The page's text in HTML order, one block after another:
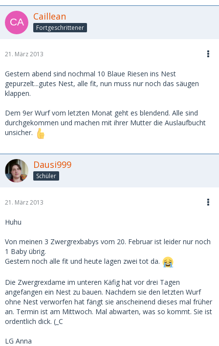
Caillean
Fortgeschrittener
21. März 2013
Gestern abend sind nochmal 10 Blaue Riesen ins Nest
gepurzelt...gutes Nest, alle fit, nun muss nur noch das säugen
klappen.
Dem 9er Wurf vom letzten Monat geht es blendend. Alle sind
durchgekommen und machen mit ihrer Mutter die Auslaufbucht
unsicher.
Dausi999
Schüler
21. März 2013
Huhu
Von meinen 3 Zwergrexbabys vom 20. Februar ist leider nur noch
1 Baby übrig.
Gestern noch alle fit und heute lagen zwei tot da.
Die Zwergrexdame im unteren Käfig hat vor drei Tagen
angefangen ein Nest zu bauen. Nachdem sie den letzten Wurf
ohne Nest verworfen hat fängt sie anscheinend dieses mal früher
an. Termin ist am Mittwoch. Mal abwarten, was so kommt. Sie ist
ordentlich dick. (_C
LG Anna